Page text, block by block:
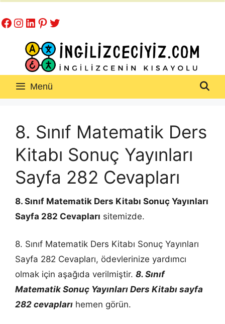
atla
Facebook
Instagram
LinkedIn
Pinterest
Twitter
Menü
8. Sınıf Matematik Ders
Kitabı Sonuç Yayınları
Sayfa 282 Cevapları
8. Sınıf Matematik Ders Kitabı Sonuç Yayınları
Sayfa 282 Cevapları sitemizde.
8. Sınıf Matematik Ders Kitabı Sonuç Yayınları
Sayfa 282 Cevapları, ödevlerinize yardımcı
olmak için aşağıda verilmiştir. 8. Sınıf
Matematik Sonuç Yayınları Ders Kitabı sayfa
282 cevapları hemen görün.